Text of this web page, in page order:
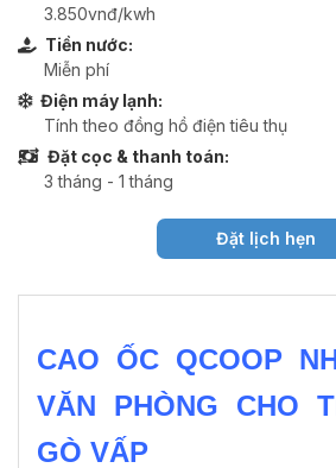
3.850vnđ/kwh
Tiền nước:
Miễn phí
Điện máy lạnh:
Tính theo đồng hồ điện tiêu thụ
Đặt cọc & thanh toán:
3 tháng - 1 tháng
Đặt lịch hẹn
CAO ỐC QCOOP
VĂN PHÒNG CHO
GÒ VẤP